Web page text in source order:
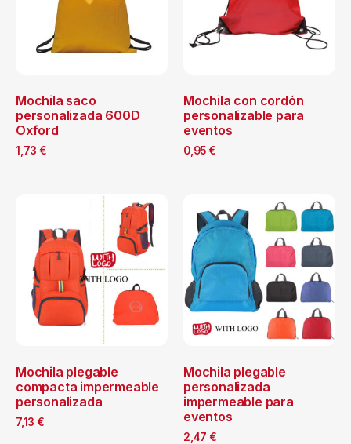
Mochila saco
personalizada 600D
Oxford
1,73 €
Mochila con cordón
personalizable para
eventos
0,95 €
Mochila plegable
compacta impermeable
personalizada
7,13 €
Mochila plegable
personalizada
impermeable para
eventos
2,47 €